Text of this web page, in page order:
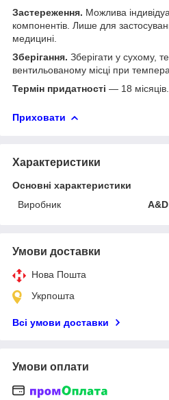
Застереження. Можлива
компонентів. Лише для
медицині.
Зберігання. Зберігати у сухому,
вентильованому місці при
Термін придатності — 18 місяців.
Приховати
Характеристики
Основні характеристики
Виробник
A&D
Умови доставки
Нова Пошта
Укрпошта
Всі умови доставки
Умови оплати